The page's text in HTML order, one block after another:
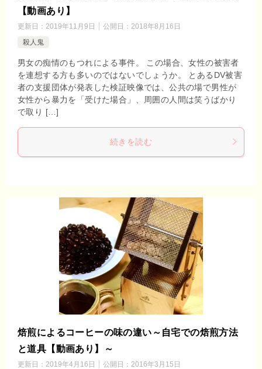
【動画あり】
更新日： 2019年11月9日 公開日： 2018年8月16日
殺人鬼
男女の痴情のもつれによる事件。 この場合、女性の被害者
を連想する方も多いのではないでしょうか。 とあるDV被害
者の支援団体が発表した検証映像では、公共の場で男性が
女性から暴力を「受けた場合」、周囲の人間は笑うばかり
で取り […]
続きを読む
焙煎によるコーヒーの味の違い～自宅での焙煎方法
と道具【動画あり】～
更新日： 2019年4月16日 公開日： 2016年3月15日